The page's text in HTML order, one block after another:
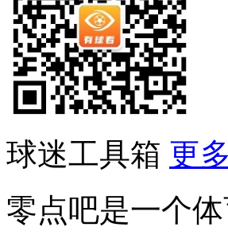
球迷工具箱 更多
零点吧是一个